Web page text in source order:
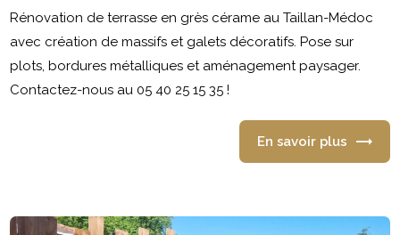
Rénovation de terrasse en grès cérame au Taillan-Médoc
avec création de massifs et galets décoratifs. Pose sur
plots, bordures métalliques et aménagement paysager.
Contactez-nous au 05 40 25 15 35 !
En savoir plus